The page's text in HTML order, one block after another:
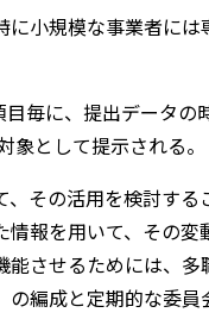
小規模な事業者には
毎に、提出データの
として提示される。
その活用を検討する
報を用いて、その変
させるためには、多
編成と定期的な委